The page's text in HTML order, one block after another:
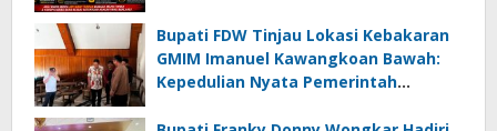
Korupsi Dandes
Bupati FDW Tinjau Lokasi Kebakaran
GMIM Imanuel Kawangkoan Bawah:
Kepedulian Nyata Pemerintah